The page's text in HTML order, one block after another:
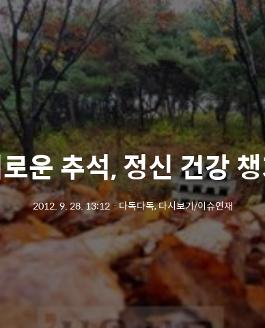
운 추석, 정신 건강
2012. 9. 28. 13:12ㆍ다독다독, 다시보기/이슈연재